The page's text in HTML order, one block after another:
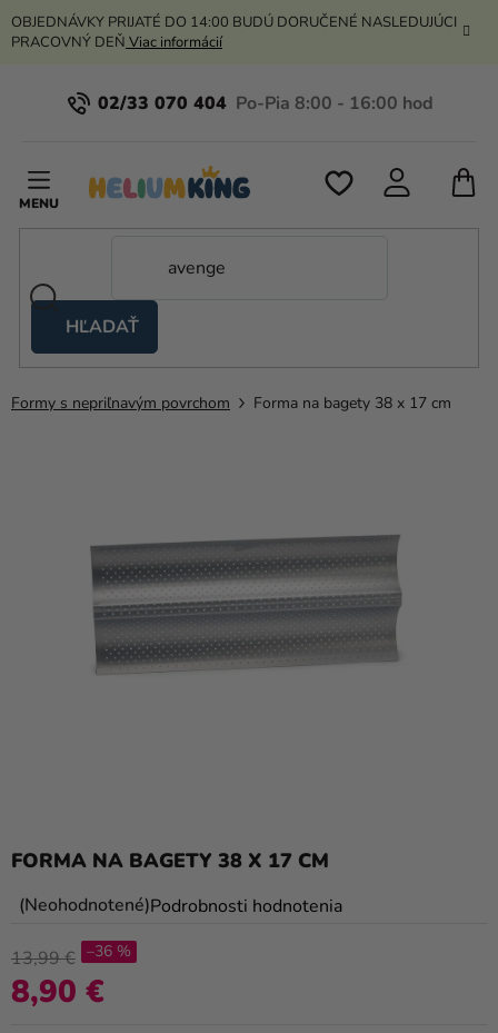
Prejsť
na
OBJEDNÁVKY PRIJATÉ DO 14:00 BUDÚ DORUČENÉ NASLEDUJÚCI
PRACOVNÝ DEŇ Viac informácií
02/33 070 404
HĽADAŤ
stany
Kanekalon
Svadba
Výzdoba
Darčeky
a merch
Formy s nepriľnavým povrchom Forma na bagety 38 x 17 cm
FORMA NA BAGETY 38 X 17 CM
Priemerné
produktu
je
0,0
NeohodnotenéPodrobnosti hodnotenia
13,99 € –36 %
8,90 €